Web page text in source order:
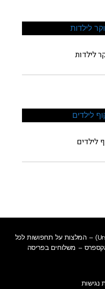
לילדות
לילדים
© כל הזכויות שמורות – אורסולה (Ursula) – המלצות על תחפושות לכל
– משלוחים בפריסה
נגישות